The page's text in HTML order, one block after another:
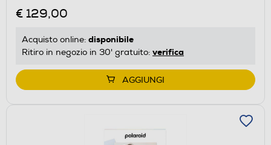
€ 129,00
Acquisto online: disponibile
Ritiro in negozio in 30' gratuito: verifica
AGGIUNGI